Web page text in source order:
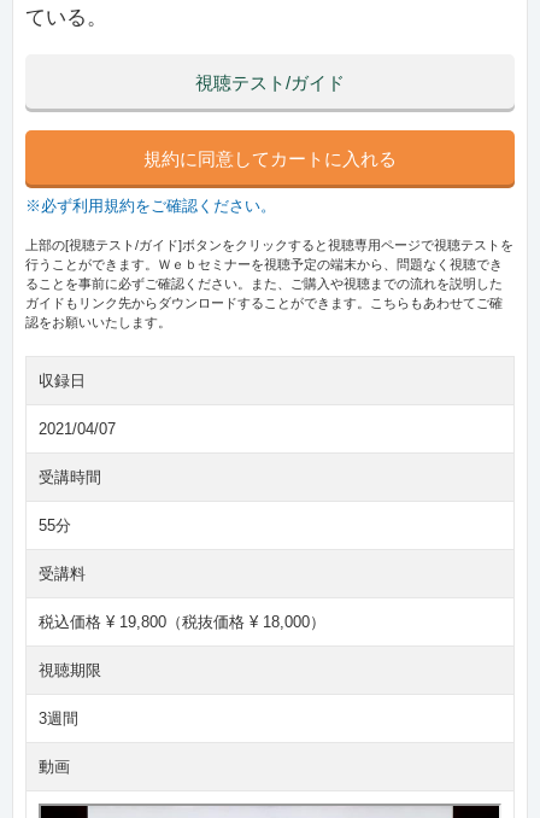
ている。
視聴テスト/ガイド
規約に同意してカートに入れる
※必ず利用規約をご確認ください。
上部の[視聴テスト/ガイド]ボタンをクリックすると視聴専用ページで視聴テストを
行うことができます。Ｗｅｂセミナーを視聴予定の端末から、問題なく視聴でき
ることを事前に必ずご確認ください。また、ご購入や視聴までの流れを説明した
ガイドもリンク先からダウンロードすることができます。こちらもあわせてご確
認をお願いいたします。
収録日
2021/04/07
受講時間
55分
受講料
税込価格 ¥ 19,800（税抜価格 ¥ 18,000）
視聴期限
3週間
動画